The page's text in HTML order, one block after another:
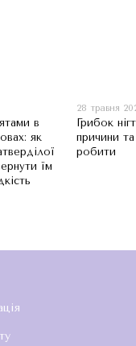
в
як
їм
28 травня
Грибок
причини
робити